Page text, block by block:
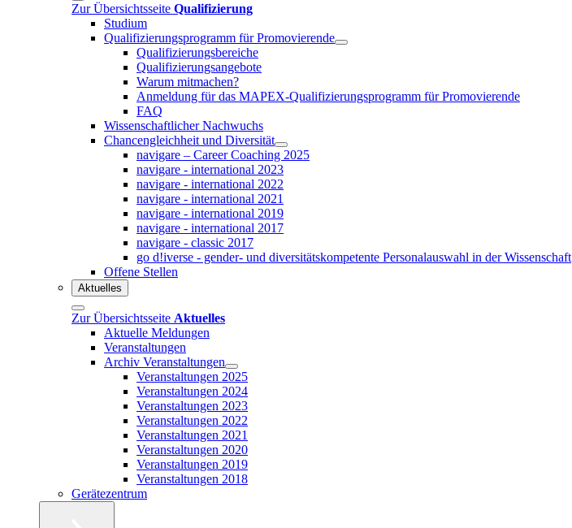
Zur Übersichtsseite Qualifizierung
Studium
Qualifizierungsprogramm für Promovierende
Qualifizierungsbereiche
Qualifizierungsangebote
Warum mitmachen?
Anmeldung für das MAPEX-Qualifizierungsprogramm für Promovierende
FAQ
Wissenschaftlicher Nachwuchs
Chancengleichheit und Diversität
navigare – Career Coaching 2025
navigare - international 2023
navigare - international 2022
navigare - international 2021
navigare - international 2019
navigare - international 2017
navigare - classic 2017
go d!iverse - gender- und diversitätskompetente Personalauswahl in der Wissenschaft
Offene Stellen
Aktuelles
Zur Übersichtsseite Aktuelles
Aktuelle Meldungen
Veranstaltungen
Archiv Veranstaltungen
Veranstaltungen 2025
Veranstaltungen 2024
Veranstaltungen 2023
Veranstaltungen 2022
Veranstaltungen 2021
Veranstaltungen 2020
Veranstaltungen 2019
Veranstaltungen 2018
Gerätezentrum